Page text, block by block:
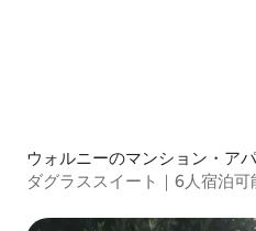
ウォルニーのマンション・ア
ダグラススイート｜6人宿泊可